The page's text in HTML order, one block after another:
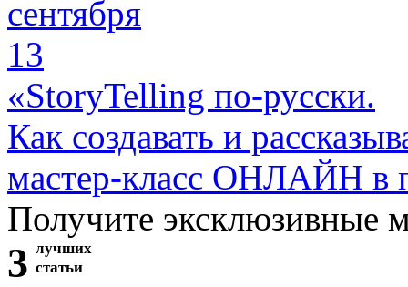
сентября
13
«StoryTelling по-русски.
Как создавать и
мастер-класс ОНЛАЙН в
Получите эксклюзивные
3 лучших
статьи